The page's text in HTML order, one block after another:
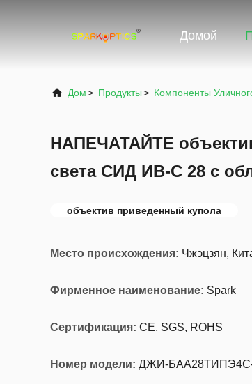
Домой
Дом> Продукты> Компоненты
НАПЕЧАТАЙТЕ
света СИД ИВ-С 28 с
объектив приведенный купола
Место происхождения: Чжэцзян,
Фирменное наименование: Spark
Сертификация: CE, SGS, ROHS
Номер модели: ДЖИ-БАА28ТИПЭ4С-